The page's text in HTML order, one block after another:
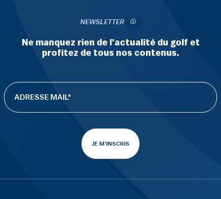
NEWSLETTER
Ne manquez rien de l'actualité du golf et
profitez de tous nos contenus.
JE M'INSCRIS